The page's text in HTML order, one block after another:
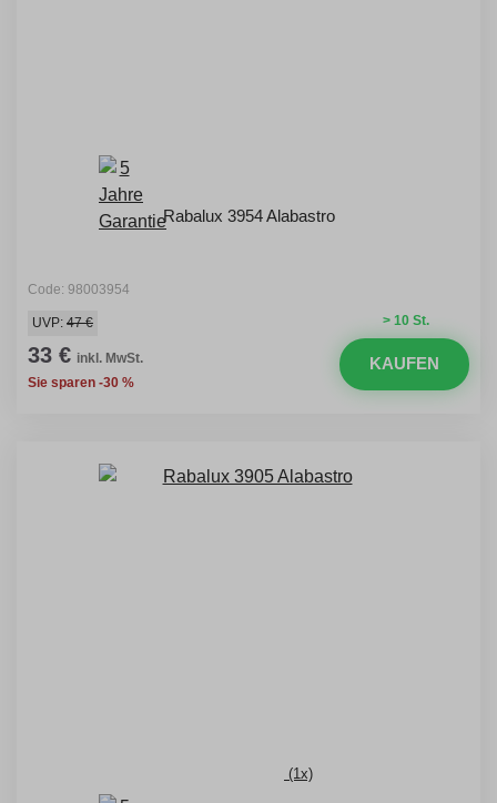
Rabalux 3954 Alabastro
Code: 98003954
> 10 St.
UVP: 47 €
33 € inkl. MwSt.
Sie sparen -30 %
KAUFEN
(1x)